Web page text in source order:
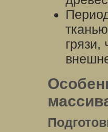
грязи,